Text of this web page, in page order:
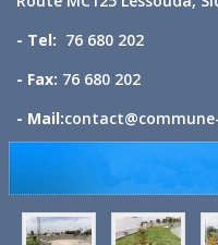
- Tel: 76 680 202
- Fax: 76 680 202
- Mail: